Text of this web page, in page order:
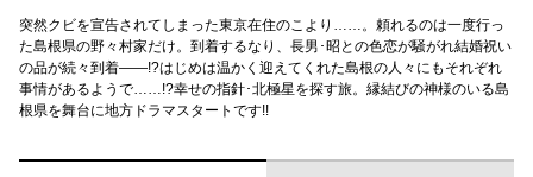
突然クビを宣告されてしまった東京在住のこより……。頼れるのは一度行っ
た島根県の野々村家だけ。到着するなり、長男･昭との色恋が騒がれ結婚祝い
の品が続々到着――!?はじめは温かく迎えてくれた島根の人々にもそれぞれ
事情があるようで……!?幸せの指針･北極星を探す旅。縁結びの神様のいる島
根県を舞台に地方ドラマスタートです!!